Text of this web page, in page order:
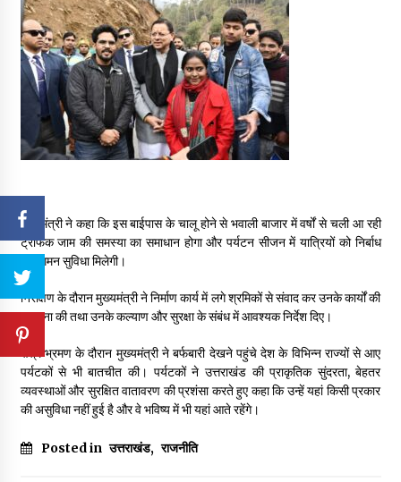
मुख्यमंत्री ने कहा कि इस बाईपास के चालू होने से भवाली बाजार में वर्षों से चली आ रही
ट्रैफिक जाम की समस्या का समाधान होगा और पर्यटन सीजन में यात्रियों को निर्बाध
आवागमन सुविधा मिलेगी।
निरीक्षण के दौरान मुख्यमंत्री ने निर्माण कार्य में लगे श्रमिकों से संवाद कर उनके कार्यों की
सराहना की तथा उनके कल्याण और सुरक्षा के संबंध में आवश्यक निर्देश दिए।
क्षेत्र भ्रमण के दौरान मुख्यमंत्री ने बर्फबारी देखने पहुंचे देश के विभिन्न राज्यों से आए
पर्यटकों से भी बातचीत की। पर्यटकों ने उत्तराखंड की प्राकृतिक सुंदरता, बेहतर
व्यवस्थाओं और सुरक्षित वातावरण की प्रशंसा करते हुए कहा कि उन्हें यहां किसी प्रकार
की असुविधा नहीं हुई है और वे भविष्य में भी यहां आते रहेंगे।
Posted in उत्तराखंड, राजनीति